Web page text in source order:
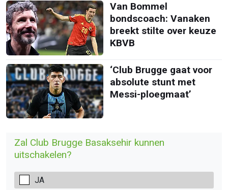
Van Bommel
bondscoach: Vanaken
breekt stilte over keuze
KBVB
‘Club Brugge gaat voor
absolute stunt met
Messi-ploegmaat’
Zal Club Brugge Basaksehir kunnen
uitschakelen?
JA